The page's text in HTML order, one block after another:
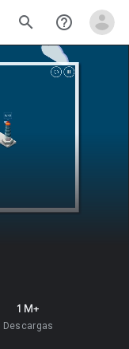
search help_outline
1 M+
Descargas